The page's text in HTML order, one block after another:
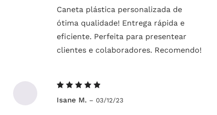
Caneta plástica personalizada de
ótima qualidade! Entrega rápida e
eficiente. Perfeita para presentear
clientes e colaboradores. Recomendo!
5de 5
Isane M. – 03/12/23